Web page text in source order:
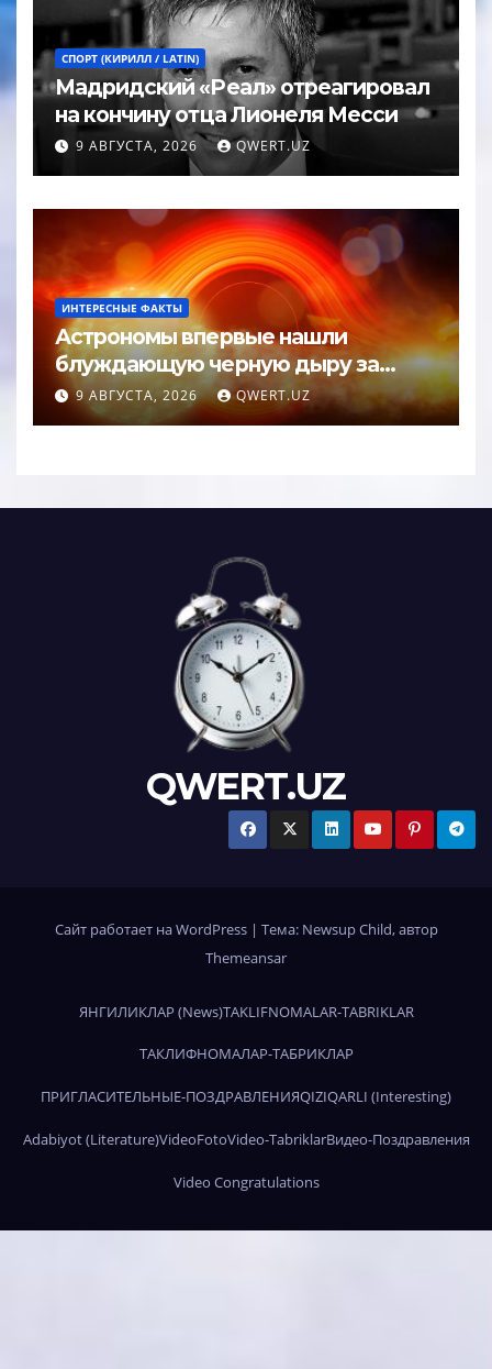
СПОРТ (КИРИЛЛ / LATIN)
Мадридский «Реал» отреагировал
на кончину отца Лионеля Месси
9 АВГУСТА, 2026 QWERT.UZ
ИНТЕРЕСНЫЕ ФАКТЫ
Астрономы впервые нашли
блуждающую черную дыру за
пределами галактики
9 АВГУСТА, 2026 QWERT.UZ
QWERT.UZ
Сайт работает на WordPress | Тема: Newsup Child, автор
Themeansar
ЯНГИЛИКЛАР (News)TAKLIFNOMALAR-TABRIKLAR
ТАКЛИФНОМАЛАР-ТАБРИКЛАР
ПРИГЛАСИТЕЛЬНЫЕ-ПОЗДРАВЛЕНИЯQIZIQARLI (Interesting)
Adabiyot (Literature)VideoFotoVideo-TabriklarВидео-Поздравления
Video Congratulations